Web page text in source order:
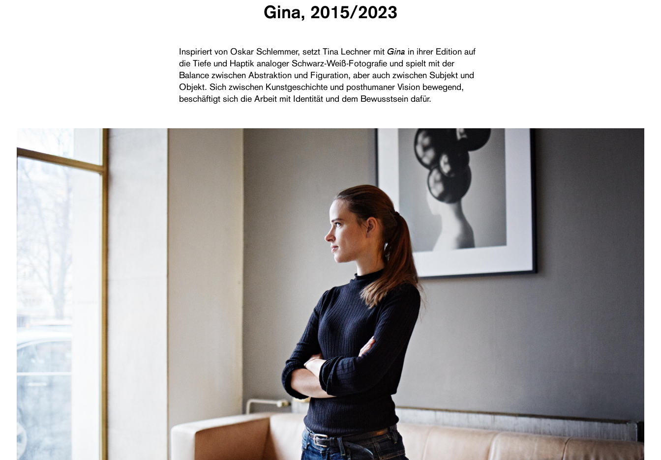
Gina, 2015/2023
Inspiriert von Oskar Schlemmer, setzt Tina Lechner mit Gina in ihrer Edition auf
die Tiefe und Haptik analoger Schwarz-Weiß-Fotografie und spielt mit der
Balance zwischen Abstraktion und Figuration, aber auch zwischen Subjekt und
Objekt. Sich zwischen Kunstgeschichte und posthumaner Vision bewegend,
beschäftigt sich die Arbeit mit Identität und dem Bewusstsein dafür.